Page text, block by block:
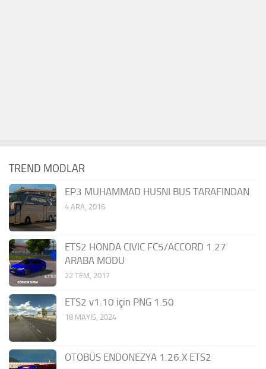
TREND MODLAR
EP3 MUHAMMAD HUSNI BUS TARAFINDAN
4 ARA, 2016
ETS2 HONDA CIVIC FC5/ACCORD 1.27
ARABA MODU
22 TEM, 2017
ETS2 v1.10 için PNG 1.50
18 MAYIS, 2024
OTOBÜS ENDONEZYA 1.26.X ETS2